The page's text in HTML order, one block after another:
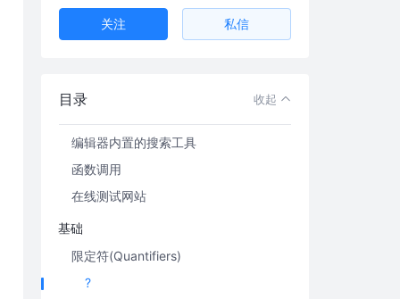
关注 私信
目录 收起
编辑器内置的搜索工具
函数调用
在线测试网站
基础
限定符(Quantifiers)
?